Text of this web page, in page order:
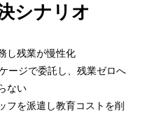
シナリオ
し残業が慢性化
ージで委託し、残業ゼロへ
ない
フを派遣し教育コストを削